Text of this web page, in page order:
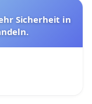
Sicherheit in